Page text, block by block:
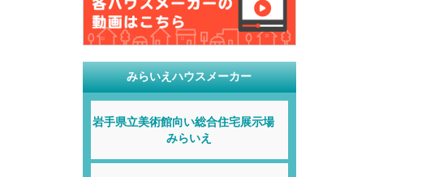
みらいえハウスメーカー
岩手県立美術館向い総合住宅展示場
みらいえ